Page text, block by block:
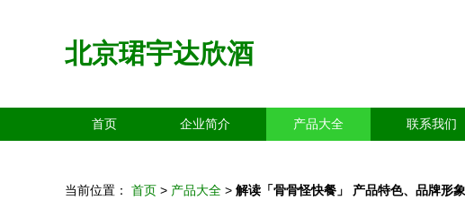
北京珺宇达欣酒
首页 企业简介 产品大全 联系我们
当前位置： 首页 > 产品大全 > 解读「骨骨怪快餐」 产品特色、品牌形